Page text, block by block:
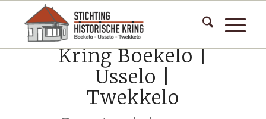
Historische
Kring Boekelo |
Usselo |
Twekkelo